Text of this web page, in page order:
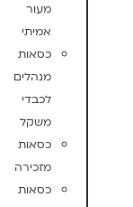
מעור
אמיתי
כסאות
מנהלים
לכבדי
משקל
כסאות
מזכירה
כסאות